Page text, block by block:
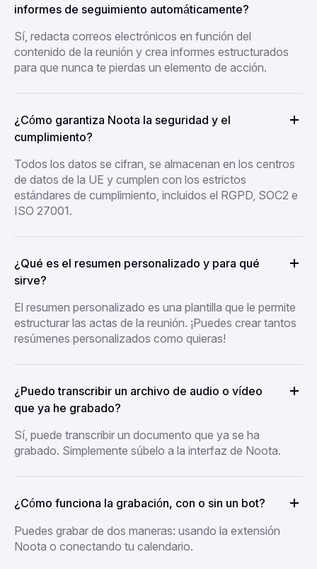
informes de seguimiento automáticamente?
Sí, redacta correos electrónicos en función del
contenido de la reunión y crea informes estructurados
para que nunca te pierdas un elemento de acción.
¿Cómo garantiza Noota la seguridad y el
cumplimiento?
Todos los datos se cifran, se almacenan en los centros
de datos de la UE y cumplen con los estrictos
estándares de cumplimiento, incluidos el RGPD, SOC2 e
ISO 27001.
¿Qué es el resumen personalizado y para qué
sirve?
El resumen personalizado es una plantilla que le permite
estructurar las actas de la reunión. ¡Puedes crear tantos
resúmenes personalizados como quieras!
¿Puedo transcribir un archivo de audio o vídeo
que ya he grabado?
Sí, puede transcribir un documento que ya se ha
grabado. Simplemente súbelo a la interfaz de Noota.
¿Cómo funciona la grabación, con o sin un bot?
Puedes grabar de dos maneras: usando la extensión
Noota o conectando tu calendario.